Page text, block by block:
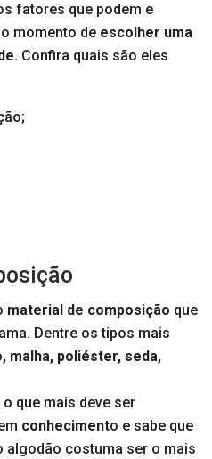
fatores que podem e
momento de escolher uma
Confira quais são eles
material de composição que
Dentre os tipos mais
malha, poliéster, seda,
que mais deve ser
conhecimento e sabe que
algodão costuma ser o mais